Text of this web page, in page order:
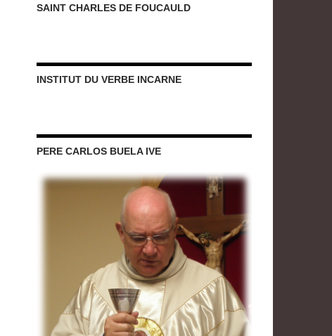
SAINT CHARLES DE FOUCAULD
INSTITUT DU VERBE INCARNE
PERE CARLOS BUELA IVE